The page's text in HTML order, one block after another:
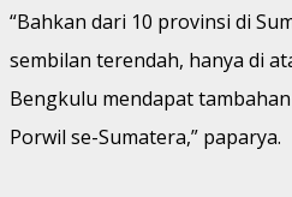
“Bahkan dari 10 provinsi di
sembilan terendah, hanya di
Bengkulu mendapat
Porwil se-Sumatera,” paparya.